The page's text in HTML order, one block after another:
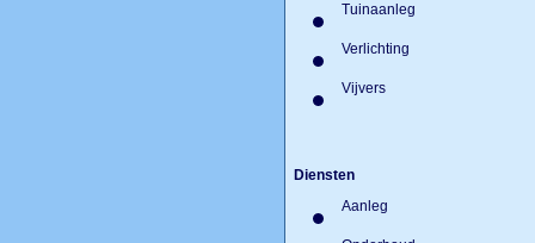
Tuinaanleg
Verlichting
Vijvers
Diensten
Aanleg